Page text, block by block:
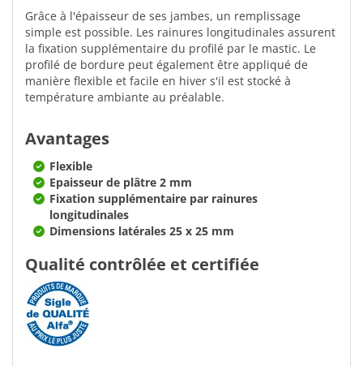
Grâce à l'épaisseur de ses jambes, un remplissage
simple est possible. Les rainures longitudinales assurent
la fixation supplémentaire du profilé par le mastic. Le
profilé de bordure peut également être appliqué de
manière flexible et facile en hiver s'il est stocké à
température ambiante au préalable.
Avantages
Flexible
Epaisseur de plâtre 2 mm
Fixation supplémentaire par rainures
longitudinales
Dimensions latérales 25 x 25 mm
Qualité contrôlée et certifiée